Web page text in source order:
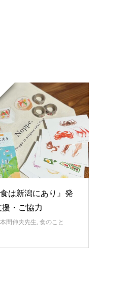
は新潟にあり』発
・ご協力
本間伸夫先生, 食のこと